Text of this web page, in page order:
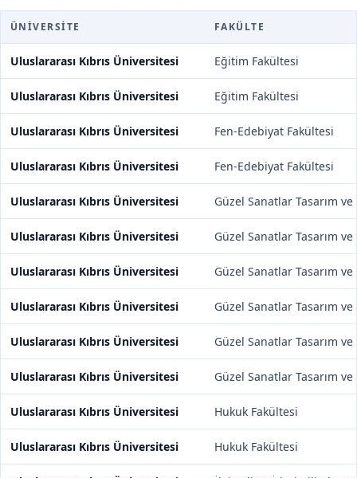
ÜNIVERSITE FAKÜLTE
Uluslararası Kıbrıs Üniversitesi Eğitim Fakültesi
Uluslararası Kıbrıs Üniversitesi Eğitim Fakültesi
Uluslararası Kıbrıs Üniversitesi Fen-Edebiyat Fakültesi
Uluslararası Kıbrıs Üniversitesi Fen-Edebiyat Fakültesi
Uluslararası Kıbrıs Üniversitesi Güzel Sanatlar Tasarım
Uluslararası Kıbrıs Üniversitesi Güzel Sanatlar Tasarım
Uluslararası Kıbrıs Üniversitesi Güzel Sanatlar Tasarım
Uluslararası Kıbrıs Üniversitesi Güzel Sanatlar Tasarım
Uluslararası Kıbrıs Üniversitesi Güzel Sanatlar Tasarım
Uluslararası Kıbrıs Üniversitesi Güzel Sanatlar Tasarım
Uluslararası Kıbrıs Üniversitesi Hukuk Fakültesi
Uluslararası Kıbrıs Üniversitesi Hukuk Fakültesi